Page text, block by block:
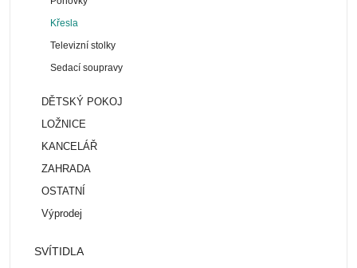
Křesla
Televizní stolky
Sedací soupravy
DĚTSKÝ POKOJ
LOŽNICE
KANCELÁŘ
ZAHRADA
OSTATNÍ
Výprodej
SVÍTIDLA